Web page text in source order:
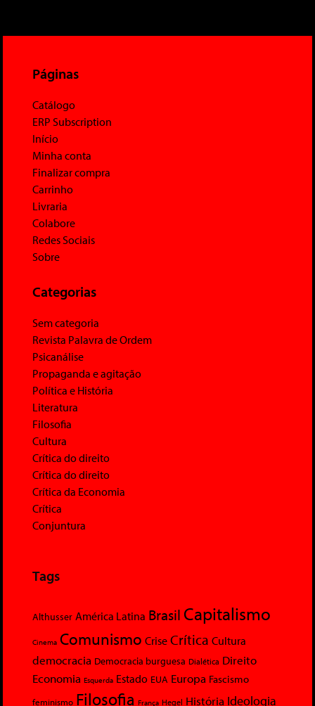
Páginas
Catálogo
ERP Subscription
Início
Minha conta
Finalizar compra
Carrinho
Livraria
Colabore
Redes Sociais
Sobre
Categorias
Sem categoria
Revista Palavra de Ordem
Psicanálise
Propaganda e agitação
Política e História
Literatura
Filosofia
Cultura
Crítica do direito
Crítica do direito
Crítica da Economia
Crítica
Conjuntura
Tags
Althusser América Latina Brasil Capitalismo
Cinema Comunismo Crise Crítica Cultura
democracia Democracia burguesa Dialética Direito
Economia Esquerda Estado EUA Europa Fascismo
feminismo Filosofia França Hegel História Ideologia